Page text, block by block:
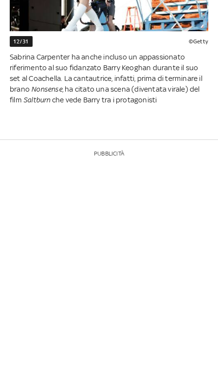
12/31 ©Getty
Sabrina Carpenter ha anche incluso un appassionato
riferimento al suo fidanzato Barry Keoghan durante il suo
set al Coachella. La cantautrice, infatti, prima di terminare il
brano Nonsense, ha citato una scena (diventata virale) del
film Saltburnche vede Barry tra i protagonisti
PUBBLICITÀ